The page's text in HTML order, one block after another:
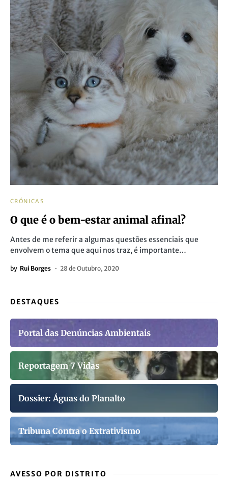
CRÓNICAS
O que é o bem-estar animal afinal?
Antes de me referir a algumas questões essenciais que
envolvem o tema que aqui nos traz, é importante…
by Rui Borges 28 de Outubro, 2020
DESTAQUES
Portal das Denúncias Ambientais
Reportagem 7 Vidas
Dossier: Águas do Planalto
Tribuna Contra o Extrativismo
AVESSO POR DISTRITO